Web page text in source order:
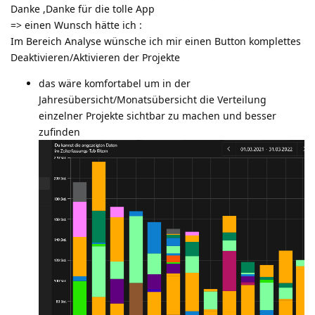
Danke ,Danke für die tolle App
=> einen Wunsch hätte ich :
Im Bereich Analyse wünsche ich mir einen Button komplettes
Deaktivieren/Aktivieren der Projekte
das wäre komfortabel um in der
Jahresübersicht/Monatsübersicht die Verteilung
einzelner Projekte sichtbar zu machen und besser
zufinden